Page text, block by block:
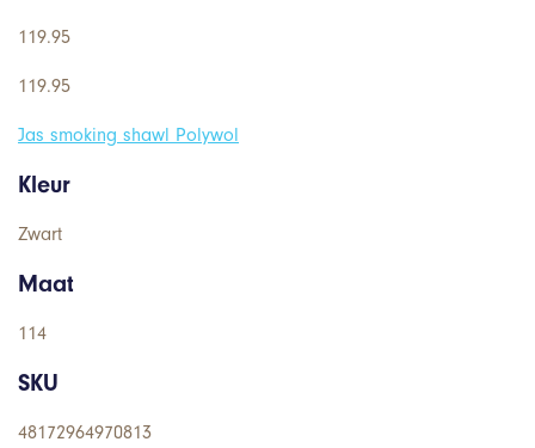
119.95
119.95
Jas smoking shawl Polywol
Kleur
Zwart
Maat
114
SKU
48172964970813